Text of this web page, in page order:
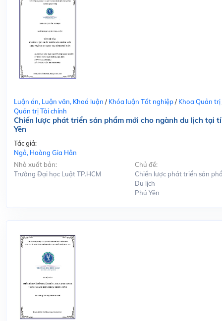
Luận án, Luận văn, Khoá luận / Khóa luận Tốt nghiệp/ Khoa Quản trị
Quản trị Tài chính
Chiến lược phát triển sản phẩm mới cho ngành du lịch tại
Yên
Tác giả:
Ngô, Hoàng Gia Hân
Nhà xuất bản:
Trường Đại học Luật TP.HCM
Chủ đề:
Chiến lược phát triển sản
Du lịch
Phú Yên